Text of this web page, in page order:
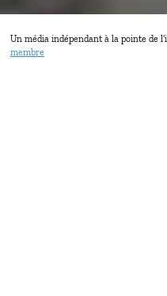
Un média indépendant à la pointe de
membre